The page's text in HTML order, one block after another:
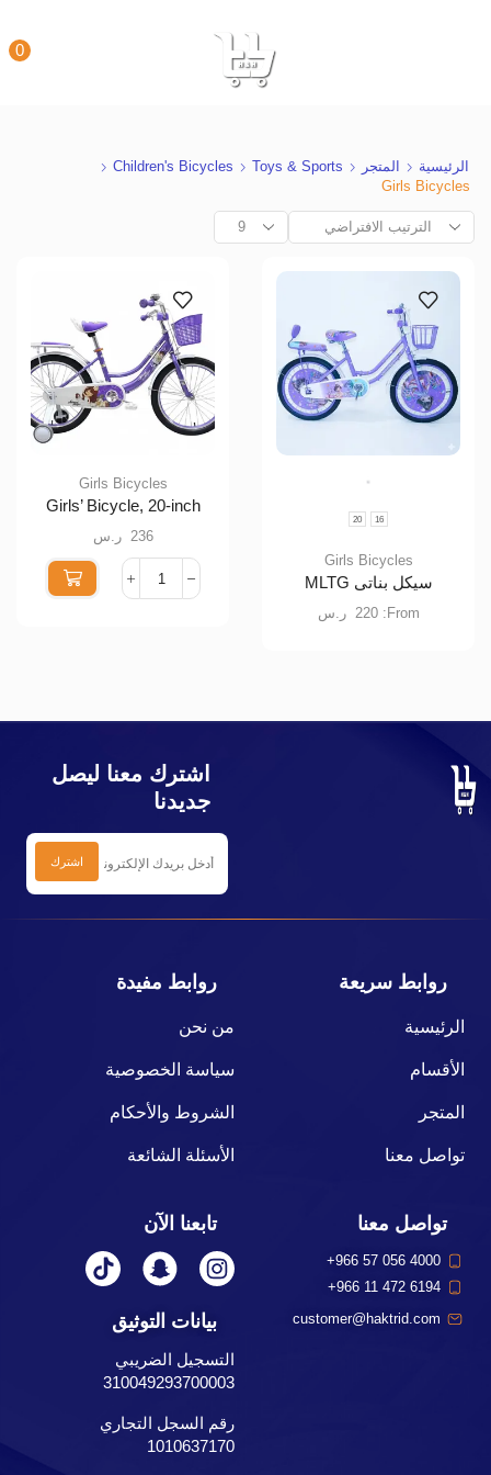
0
الرئيسية المتجر Toys & Sports
Children's Bicycles
Girls Bicycles
Girls Bicycles
Girls’ Bicycle, 20-inch
236 ر.س
16
20
Girls Bicycles
سيكل بناتى MLTG
From:
220 ر.س
اشترك معنا ليصل
جديدنا
روابط سريعة
الرئيسية
الأقسام
المتجر
تواصل معنا
روابط مفيدة
من نحن
سياسة الخصوصية
الشروط والأحكام
الأسئلة الشائعة
تواصل معنا
+966 57 056 4000
+966 11 472 6194
customer@haktrid.com
تابعنا الآن
بيانات التوثيق
التسجيل الضريبي
310049293700003
رقم السجل التجاري
1010637170